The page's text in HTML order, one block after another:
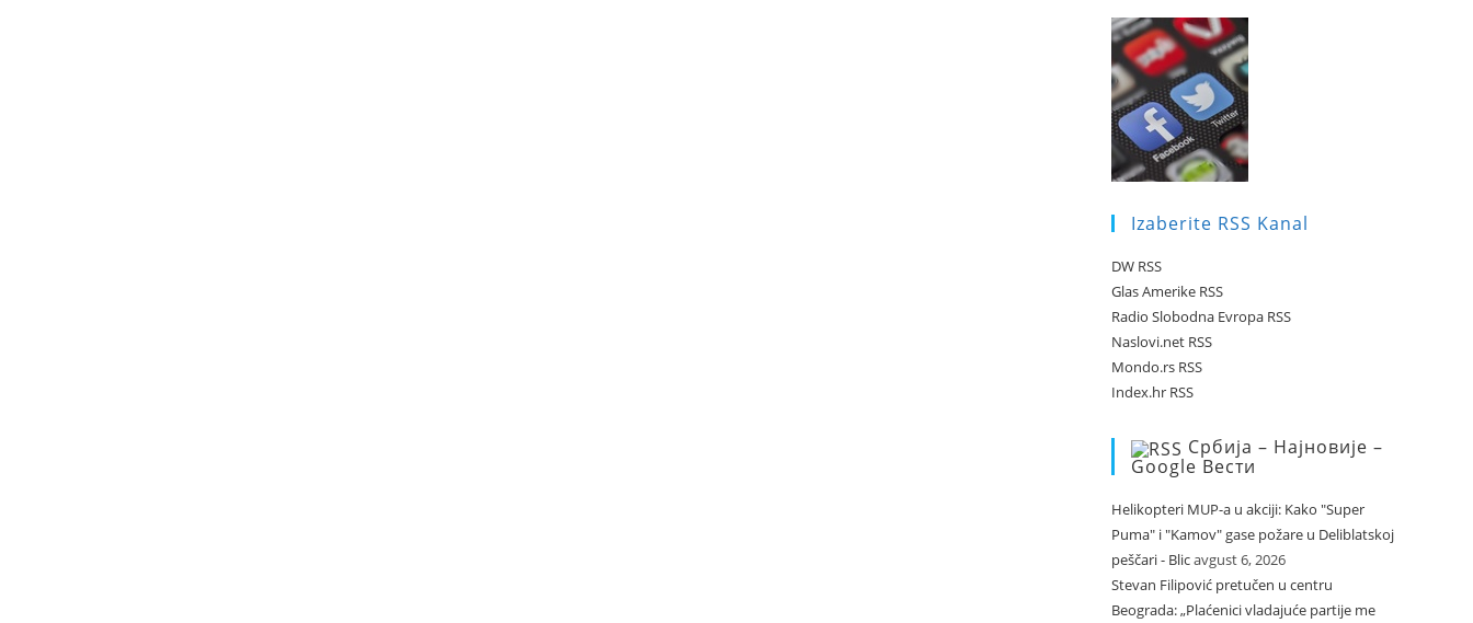
Izaberite RSS Kanal
DW RSS
Glas Amerike RSS
Radio Slobodna Evropa RSS
Naslovi.net RSS
Mondo.rs RSS
Index.hr RSS
Србија – Најновије –
Google Вести
Helikopteri MUP-a u akciji: Kako "Super
Puma" i "Kamov" gase požare u Deliblatskoj
peščari - Blicavgust 6, 2026
Stevan Filipović pretučen u centru
Beograda: „Plaćenici vladajuće partije me